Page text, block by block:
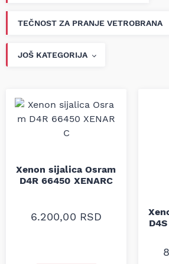
TEČNOST ZA PRANJE VETROBRANA
JOŠ KATEGORIJA
Xenon sijalica Osram
D4R 66450 XENARC
6.200,00 RSD